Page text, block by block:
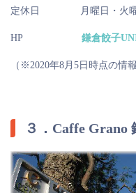
定休日 月曜日・火
HP 鎌倉餃子
（※2020年8月5日時点の情
３．Caffe Grano